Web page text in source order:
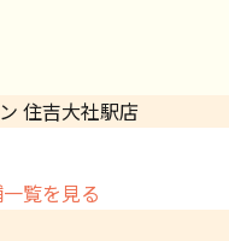
住吉大社駅店
覧を見る